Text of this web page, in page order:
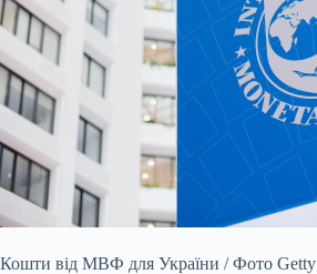
Кошти від МВФ для України / Фото Getty